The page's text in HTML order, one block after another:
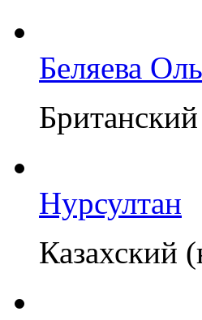
Беляева
Нурсултан
Казахский